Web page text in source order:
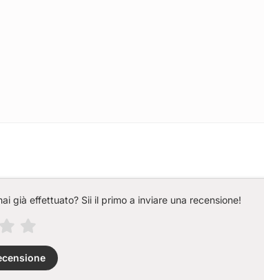
già effettuato? Sii il primo a inviare una recensione!